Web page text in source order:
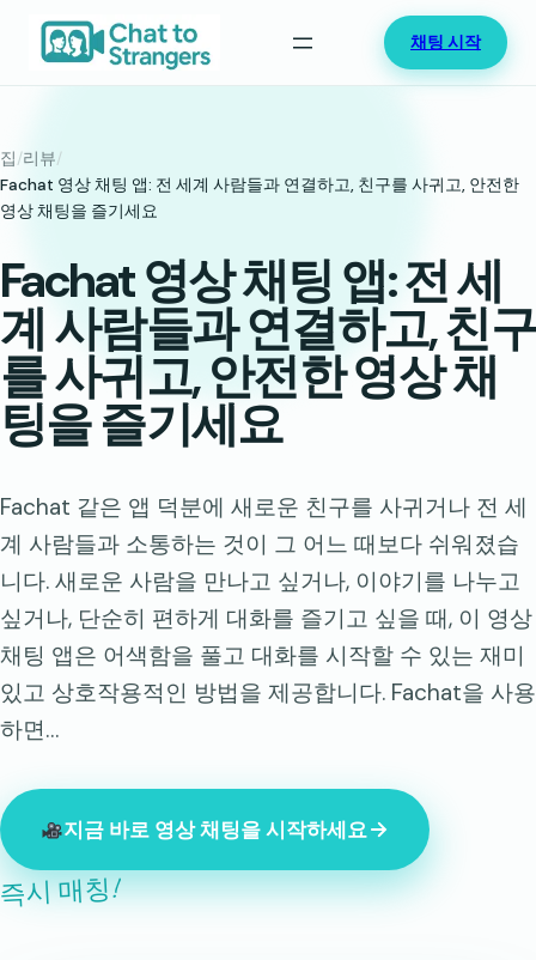
바
로
가
채팅 시작
집/리뷰/
Fachat 영상 채팅 앱: 전 세계 사람들과 연결하고, 친구를 사귀고, 안전한
영상 채팅을 즐기세요
Fachat 영상 채팅 앱: 전 세
계 사람들과 연결하고, 친구
를 사귀고, 안전한 영상 채
팅을 즐기세요
Fachat 같은 앱 덕분에 새로운 친구를 사귀거나 전 세
계 사람들과 소통하는 것이 그 어느 때보다 쉬워졌습
니다. 새로운 사람을 만나고 싶거나, 이야기를 나누고
싶거나, 단순히 편하게 대화를 즐기고 싶을 때, 이 영상
채팅 앱은 어색함을 풀고 대화를 시작할 수 있는 재미
있고 상호작용적인 방법을 제공합니다. Fachat을 사용
하면…
지금 바로 영상 채팅을 시작하세요
즉시 매칭!